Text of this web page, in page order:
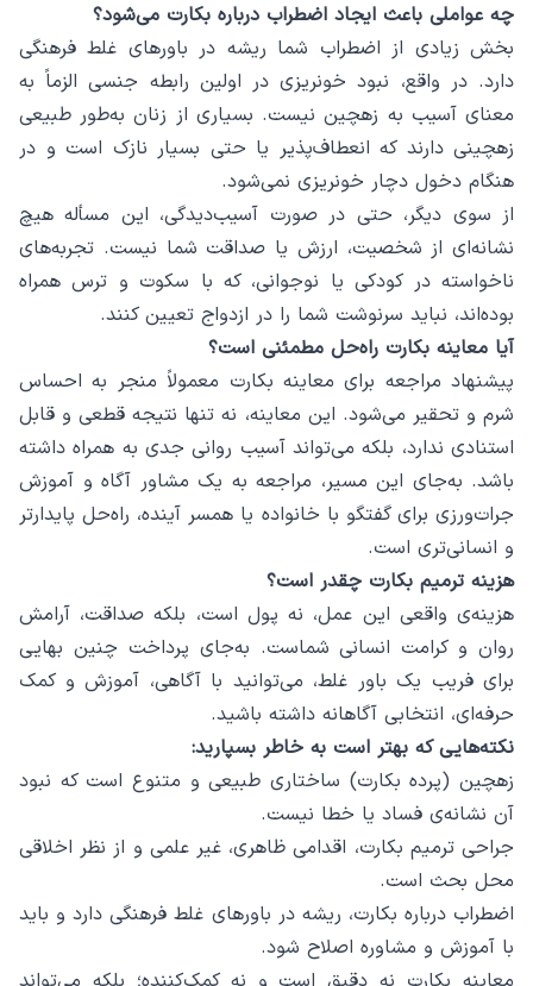
چه عواملی باعث ایجاد اضطراب درباره بکارت می‌شود؟
بخش زیادی از اضطراب شما ریشه در باورهای غلط فرهنگی
دارد. در واقع، نبود خونریزی در اولین رابطه جنسی الزماً به
معنای آسیب به زهچین نیست. بسیاری از زنان به‌طور طبیعی
زهچینی دارند که انعطاف‌پذیر یا حتی بسیار نازک است و در
هنگام دخول دچار خونریزی نمی‌شود.
از سوی دیگر، حتی در صورت آسیب‌دیدگی، این مسأله هیچ
نشانه‌ای از شخصیت، ارزش یا صداقت شما نیست. تجربه‌های
ناخواسته در کودکی یا نوجوانی، که با سکوت و ترس همراه
بوده‌اند، نباید سرنوشت شما را در ازدواج تعیین کنند.
آیا معاینه بکارت راه‌حل مطمئنی است؟
پیشنهاد مراجعه برای معاینه بکارت معمولاً منجر به احساس
شرم و تحقیر می‌شود. این معاینه، نه تنها نتیجه قطعی و قابل
استنادی ندارد، بلکه می‌تواند آسیب روانی جدی به همراه داشته
باشد. به‌جای این مسیر، مراجعه به یک مشاور آگاه و آموزش
جرات‌ورزی برای گفتگو با خانواده یا همسر آینده، راه‌حل پایدارتر
و انسانی‌تری است.
هزینه ترمیم بکارت چقدر است؟
هزینه‌ی واقعی این عمل، نه پول است، بلکه صداقت، آرامش
روان و کرامت انسانی شماست. به‌جای پرداخت چنین بهایی
برای فریب یک باور غلط، می‌توانید با آگاهی، آموزش و کمک
حرفه‌ای، انتخابی آگاهانه داشته باشید.
نکته‌هایی که بهتر است به خاطر بسپارید:
زهچین (پرده بکارت) ساختاری طبیعی و متنوع است که نبود
آن نشانه‌ی فساد یا خطا نیست.
جراحی ترمیم بکارت، اقدامی ظاهری، غیر علمی و از نظر اخلاقی
محل بحث است.
اضطراب درباره بکارت، ریشه در باورهای غلط فرهنگی دارد و باید
با آموزش و مشاوره اصلاح شود.